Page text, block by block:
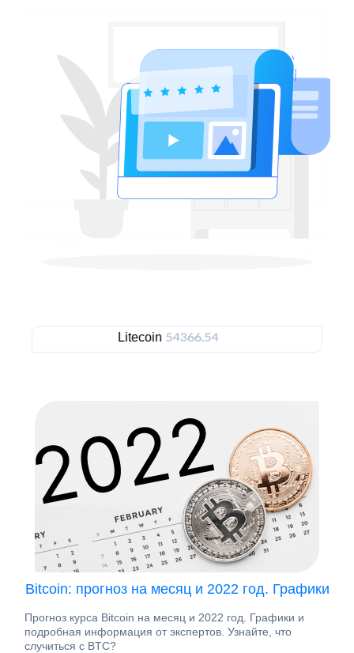
Litecoin
Bitcoin: прогноз на месяц и 2022 год. Графики
Прогноз курса Bitcoin на месяц и 2022 год. Графики и
подробная информация от экспертов. Узнайте, что
случиться с BTC?